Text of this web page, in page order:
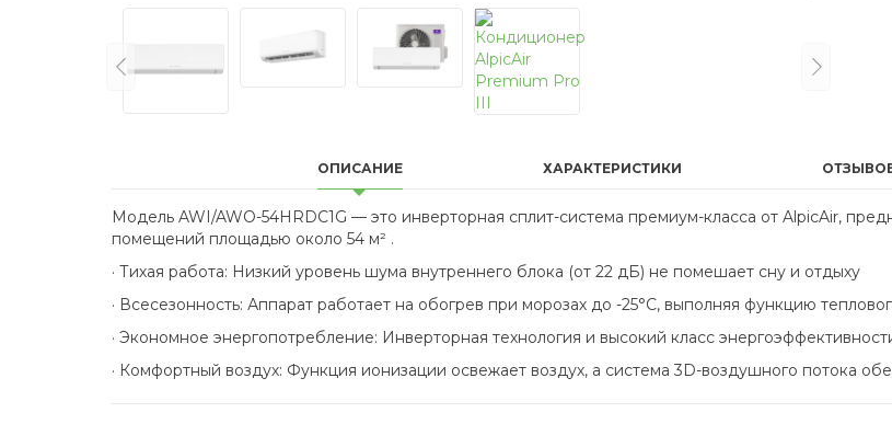
ОПИСАНИЕ ХАРАКТЕРИСТИКИ
Модель AWI/AWO-54HRDC1G — это инверторная сплит-система премиум-класса от AlpicAir,
помещений площадью около 54 м² .
· Тихая работа: Низкий уровень шума внутреннего блока (от 22 дБ) не помешает сну и отдыху
· Всесезонность: Аппарат работает на обогрев при морозах до -25°C, выполняя функцию
· Экономное энергопотребление: Инверторная технология и высокий класс
· Комфортный воздух: Функция ионизации освежает воздух, а система 3D-воздушного потока